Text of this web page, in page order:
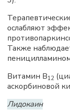
ослабляют
Также
Витамин B12
аскорбиновой
Лидокаин